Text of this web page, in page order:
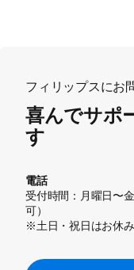
フィリップスにお
喜んでサポ
す
電話
受付時間：月曜日〜
可）
※土日・祝日はお休